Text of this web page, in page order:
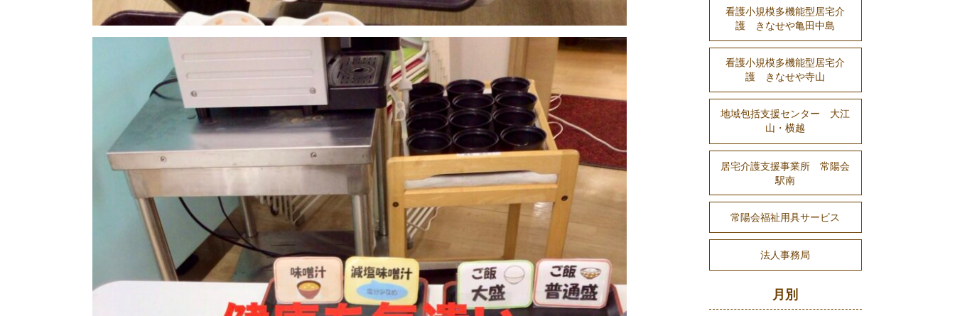
看護小規模多機能型居宅介
護 きなせや亀田中島
看護小規模多機能型居宅介
護 きなせや寺山
地域包括支援センター 大江
山・横越
居宅介護支援事業所 常陽会
駅南
常陽会福祉用具サービス
法人事務局
月別